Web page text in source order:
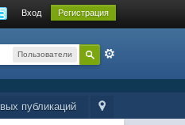
Вход Регистрация
Пользователи
публикаций